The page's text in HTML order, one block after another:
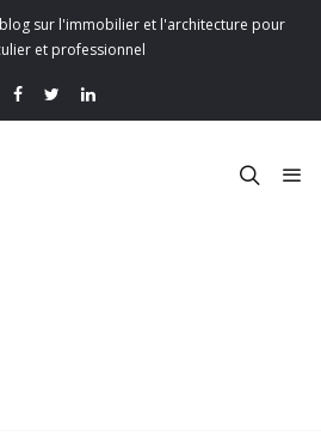
blog sur l'immobilier et l'architecture pour
et professionnel